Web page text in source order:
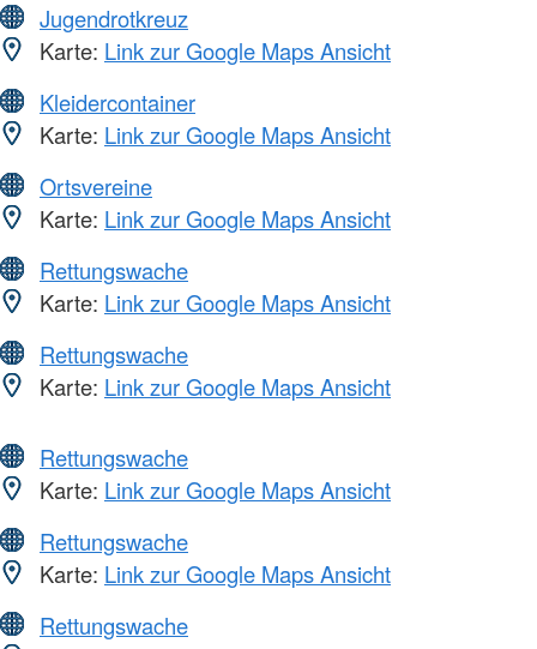
Jugendrotkreuz
Karte: Link zur Google Maps Ansicht
Kleidercontainer
Karte: Link zur Google Maps Ansicht
Ortsvereine
Karte: Link zur Google Maps Ansicht
Rettungswache
Karte: Link zur Google Maps Ansicht
Rettungswache
Karte: Link zur Google Maps Ansicht
Rettungswache
Karte: Link zur Google Maps Ansicht
Rettungswache
Karte: Link zur Google Maps Ansicht
Rettungswache